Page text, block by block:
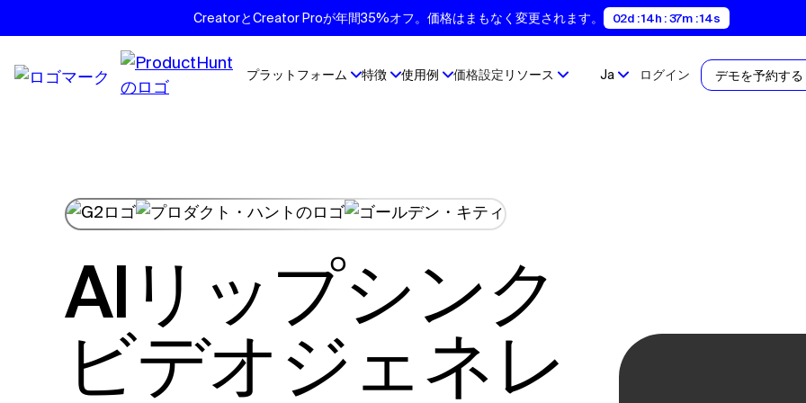
CreatorとCreator Proが年間35%オフ。価格はまもなく変更されます。 02d : 14h : 37m : 13s
プラットフォーム 特徴 使用例 価格設定 リソース Ja ログイン デモを予約する
AIリップシンク
ビデオジェネレ